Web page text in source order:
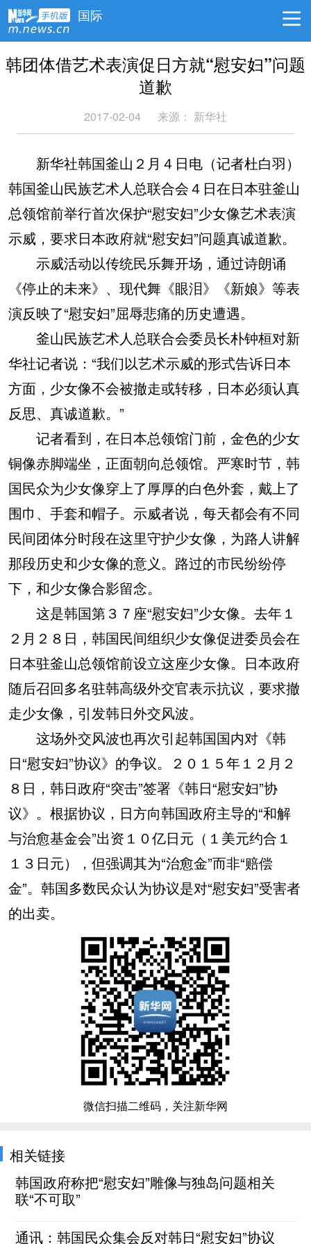
国际
韩团体借艺术表演促日方就“慰安妇”问题
道歉
2017-02-04 来源： 新华社
新华社韩国釜山２月４日电（记者杜白羽）
韩国釜山民族艺术人总联合会４日在日本驻釜山
总领馆前举行首次保护“慰安妇”少女像艺术表演
示威，要求日本政府就“慰安妇”问题真诚道歉。
示威活动以传统民乐舞开场，通过诗朗诵
《停止的未来》、现代舞《眼泪》《新娘》等表
演反映了“慰安妇”屈辱悲痛的历史遭遇。
釜山民族艺术人总联合会委员长朴钟桓对新
华社记者说：“我们以艺术示威的形式告诉日本
方面，少女像不会被撤走或转移，日本必须认真
反思、真诚道歉。”
记者看到，在日本总领馆门前，金色的少女
铜像赤脚端坐，正面朝向总领馆。严寒时节，韩
国民众为少女像穿上了厚厚的白色外套，戴上了
围巾、手套和帽子。示威者说，每天都会有不同
民间团体分时段在这里守护少女像，为路人讲解
那段历史和少女像的意义。路过的市民纷纷停
下，和少女像合影留念。
这是韩国第３７座“慰安妇”少女像。去年１
２月２８日，韩国民间组织少女像促进委员会在
日本驻釜山总领馆前设立这座少女像。日本政府
随后召回多名驻韩高级外交官表示抗议，要求撤
走少女像，引发韩日外交风波。
这场外交风波也再次引起韩国国内对《韩
日“慰安妇”协议》的争议。２０１５年１２月２
８日，韩日政府“突击”签署《韩日“慰安妇”协
议》。根据协议，日方向韩国政府主导的“和解
与治愈基金会”出资１０亿日元（１美元约合１
１３日元），但强调其为“治愈金”而非“赔偿
金”。韩国多数民众认为协议是对“慰安妇”受害者
的出卖。
微信扫描二维码，关注新华网
相关链接
韩国政府称把“慰安妇”雕像与独岛问题相关
联“不可取”
通讯：韩国民众集会反对韩日“慰安妇”协议